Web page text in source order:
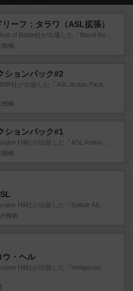
ーフ：タラワ（ASL拡張）
of Battle社が出版した『Blood Re...
投稿
ションパック#2
社が出版した『ASL Action Pack
投稿
ションパック#1
Hill社が出版した『ASL Action ...
投稿
Hill社が出版した『Solitair AS...
の投稿
ウ・ヘル
Hill社が出版した『Hedgerow